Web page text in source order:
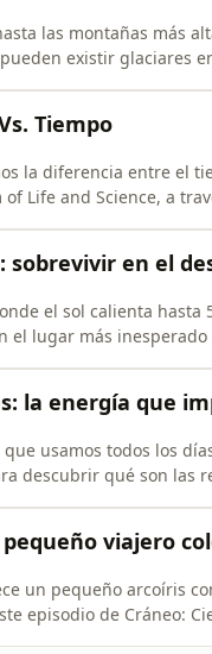
las montañas más
existir glaciares
lo
Tiempo
la diferencia entre el
Life and Science, a
sobrevivir en el
el sol calienta
el lugar más
la energía que
usamos todos los
descubrir qué son las
viajero
un pequeño arcoíris
episodio de Cráneo: